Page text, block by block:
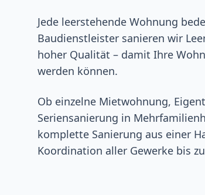
Jede leerstehende Wohnung
Baudienstleister sanieren wir
hoher Qualität – damit Ihre
werden können.
Ob einzelne Mietwohnung,
Seriensanierung in
komplette Sanierung aus einer
Koordination aller Gewerke bis